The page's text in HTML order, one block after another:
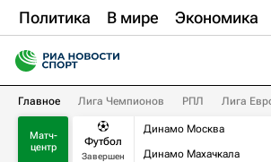
Политика В мире Экономика
Главное Лига Чемпионов РПЛ Лига
Матч-
центр
Футбол
Завершен
Динамо Москва
Динамо Махачкала